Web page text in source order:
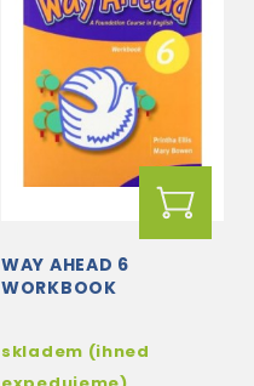
WAY AHEAD 6
WORKBOOK
skladem (ihned